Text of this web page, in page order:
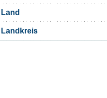
Land
Landkreis